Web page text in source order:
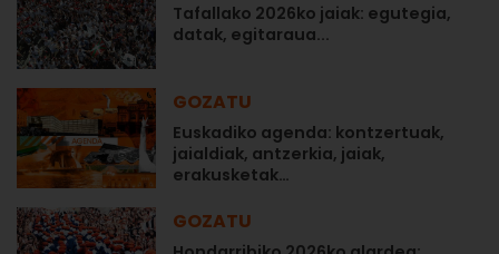
Tafallako 2026ko jaiak: egutegia,
datak, egitaraua...
GOZATU
Euskadiko agenda: kontzertuak,
jaialdiak, antzerkia, jaiak,
erakusketak…
GOZATU